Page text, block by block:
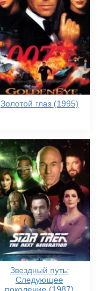
Золотой глаз (1995)
Звездный путь:
Следующее